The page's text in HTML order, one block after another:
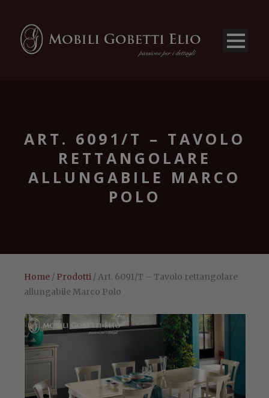
ART. 6091/T – TAVOLO
RETTANGOLARE
ALLUNGABILE MARCO
POLO
Home / Prodotti / Art. 6091/T – Tavolo rettangolare
allungabile Marco Polo